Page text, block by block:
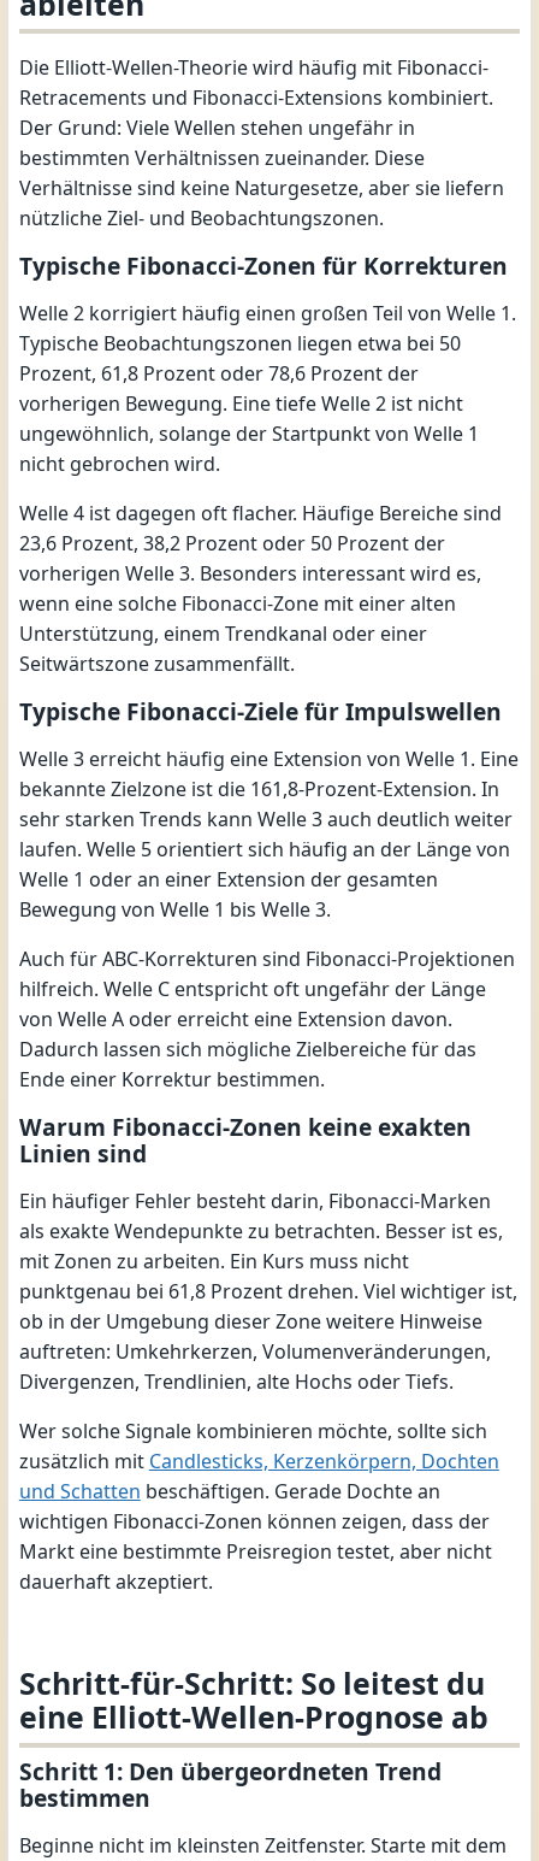
Die Elliott-Wellen-Theorie wird häufig mit Fibonacci-
Retracements und Fibonacci-Extensions kombiniert.
Der Grund: Viele Wellen stehen ungefähr in
bestimmten Verhältnissen zueinander. Diese
Verhältnisse sind keine Naturgesetze, aber sie liefern
nützliche Ziel- und Beobachtungszonen.
Typische Fibonacci-Zonen für Korrekturen
Welle 2 korrigiert häufig einen großen Teil von Welle 1.
Typische Beobachtungszonen liegen etwa bei 50
Prozent, 61,8 Prozent oder 78,6 Prozent der
vorherigen Bewegung. Eine tiefe Welle 2 ist nicht
ungewöhnlich, solange der Startpunkt von Welle 1
nicht gebrochen wird.
Welle 4 ist dagegen oft flacher. Häufige Bereiche sind
23,6 Prozent, 38,2 Prozent oder 50 Prozent der
vorherigen Welle 3. Besonders interessant wird es,
wenn eine solche Fibonacci-Zone mit einer alten
Unterstützung, einem Trendkanal oder einer
Seitwärtszone zusammenfällt.
Typische Fibonacci-Ziele für Impulswellen
Welle 3 erreicht häufig eine Extension von Welle 1. Eine
bekannte Zielzone ist die 161,8-Prozent-Extension. In
sehr starken Trends kann Welle 3 auch deutlich weiter
laufen. Welle 5 orientiert sich häufig an der Länge von
Welle 1 oder an einer Extension der gesamten
Bewegung von Welle 1 bis Welle 3.
Auch für ABC-Korrekturen sind Fibonacci-Projektionen
hilfreich. Welle C entspricht oft ungefähr der Länge
von Welle A oder erreicht eine Extension davon.
Dadurch lassen sich mögliche Zielbereiche für das
Ende einer Korrektur bestimmen.
Warum Fibonacci-Zonen keine exakten
Linien sind
Ein häufiger Fehler besteht darin, Fibonacci-Marken
als exakte Wendepunkte zu betrachten. Besser ist es,
mit Zonen zu arbeiten. Ein Kurs muss nicht
punktgenau bei 61,8 Prozent drehen. Viel wichtiger ist,
ob in der Umgebung dieser Zone weitere Hinweise
auftreten: Umkehrkerzen, Volumenveränderungen,
Divergenzen, Trendlinien, alte Hochs oder Tiefs.
Wer solche Signale kombinieren möchte, sollte sich
zusätzlich mit Candlesticks, Kerzenkörpern, Dochten
und Schatten beschäftigen. Gerade Dochte an
wichtigen Fibonacci-Zonen können zeigen, dass der
Markt eine bestimmte Preisregion testet, aber nicht
dauerhaft akzeptiert.
Schritt-für-Schritt: So leitest du
eine Elliott-Wellen-Prognose ab
Schritt 1: Den übergeordneten Trend
bestimmen
Beginne nicht im kleinsten Zeitfenster. Starte mit dem